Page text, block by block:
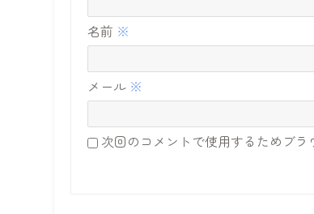
名前 ※
メール ※
次回のコメントで使用するためブ